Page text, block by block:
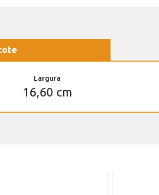
Largura
16,60 cm